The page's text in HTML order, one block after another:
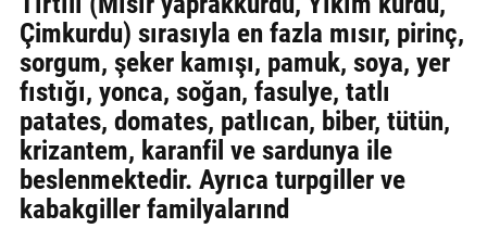
ULAŞIN
Künye
İletişim
Gizlilik
Sözleşmesi
Kullanıcı
Çimkurdu) sırasıyla en fazla mısır, pirinç,
sorgum, şeker kamışı, pamuk, soya, yer
fıstığı, yonca, soğan, fasulye, tatlı
patates, domates, patlıcan, biber, tütün,
krizantem, karanfil ve sardunya ile
beslenmektedir. Ayrıca turpgiller ve
kabakgiller familyalarınd